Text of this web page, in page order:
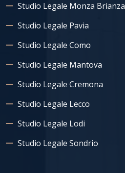
Studio Legale Monza Brianza
Studio Legale Pavia
Studio Legale Como
Studio Legale Mantova
Studio Legale Cremona
Studio Legale Lecco
Studio Legale Lodi
Studio Legale Sondrio